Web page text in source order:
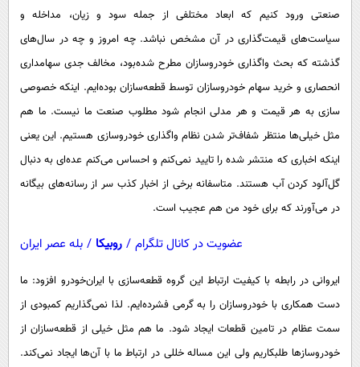
گوناگون
حوادث
محیط زیست
فرهنگی
بین الملل
اجتماعی
سیاست خارجی
آشپزی
دانلود
صنعتی ورود کنیم که ابعاد مختلفی از جمله سود و زیان، مداخله و
سیاست‌های قیمت‌گذاری در آن مشخص نباشد. چه امروز و چه در سال‌های
گذشته که بحث واگذاری خودروسازان مطرح شده‌بود، مخالف جدی سهامداری
انحصاری و خرید سهام خودروسازان توسط قطعه‌سازان بوده‌ایم. اینکه خصوصی
سازی به هر قیمت و هر مدلی انجام شود مطلوب صنعت ما نیست. ما هم
مثل خیلی‌ها منتظر شفاف‌تر شدن نظام واگذاری خودروسازی هستیم. این یعنی
اینکه اخباری که منتشر شده را تایید نمی‌کنم و احساس می‌کنم عده‌ای به دنبال
گل‌آلود کردن آب هستند. متاسفانه برخی از اخبار کذب سر از رسانه‌های بیگانه
در می‌آورند که برای خود من هم عجیب است.
عضویت در کانال تلگرام / روبیکا / بله عصر ایران
ایروانی در رابطه با کیفیت ارتباط این گروه قطعه‌سازی با ایران‌خودرو افزود: ما
دست همکاری با خودروسازان را به گرمی فشرده‌ایم. لذا نمی‌گذاریم کمبودی از
سمت عظام در تامین قطعات ایجاد شود. ما هم مثل خیلی از قطعه‌سازان از
خودروسازها طلبکاریم ولی این مساله خللی در ارتباط ما با آن‌ها ایجاد نمی‌کند.